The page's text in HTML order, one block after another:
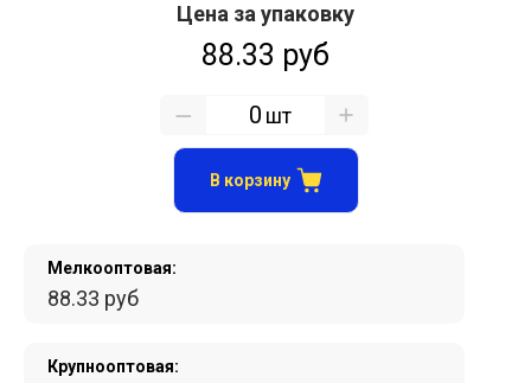
Мелкооптовая:
88.33 руб
Крупнооптовая:
Цена за упаковку
88.33 руб
шт
В корзину